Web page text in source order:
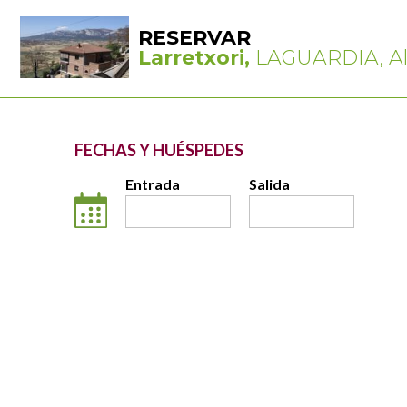
RESERVAR
Larretxori, LAGUARDIA,
FECHAS Y HUÉSPEDES
Entrada Salida